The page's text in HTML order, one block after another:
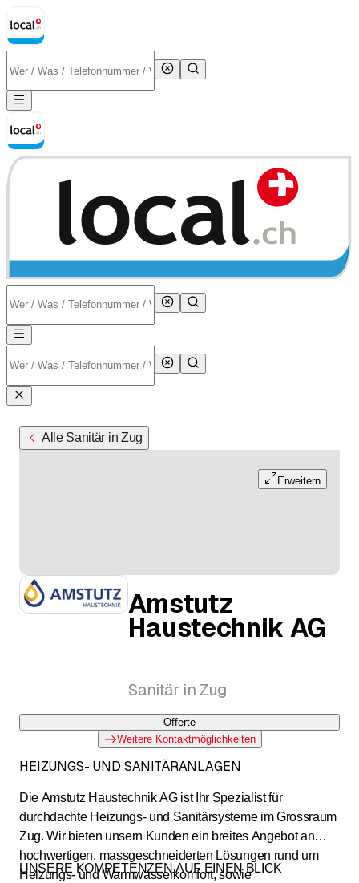
Alle Sanitär in Zug
Erweitern
Amstutz
Haustechnik AG
Sanitär in Zug
Offerte
Weitere Kontaktmöglichkeiten
HEIZUNGS- UND SANITÄRANLAGEN
Die Amstutz Haustechnik AG ist Ihr Spezialist für
durchdachte Heizungs- und Sanitärsysteme im Grossraum
Zug. Wir bieten unsern Kunden ein breites Angebot an
hochwertigen, massgeschneiderten Lösungen rund um
Heizungs- und Warmwasserkomfort, sowie
UNSERE KOMPETENZEN AUF EINEN BLICK